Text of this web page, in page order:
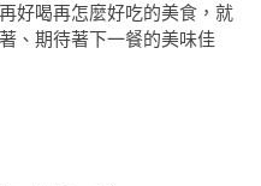
好喝再怎麼好吃的美食，就
、期待著下一餐的美味佳